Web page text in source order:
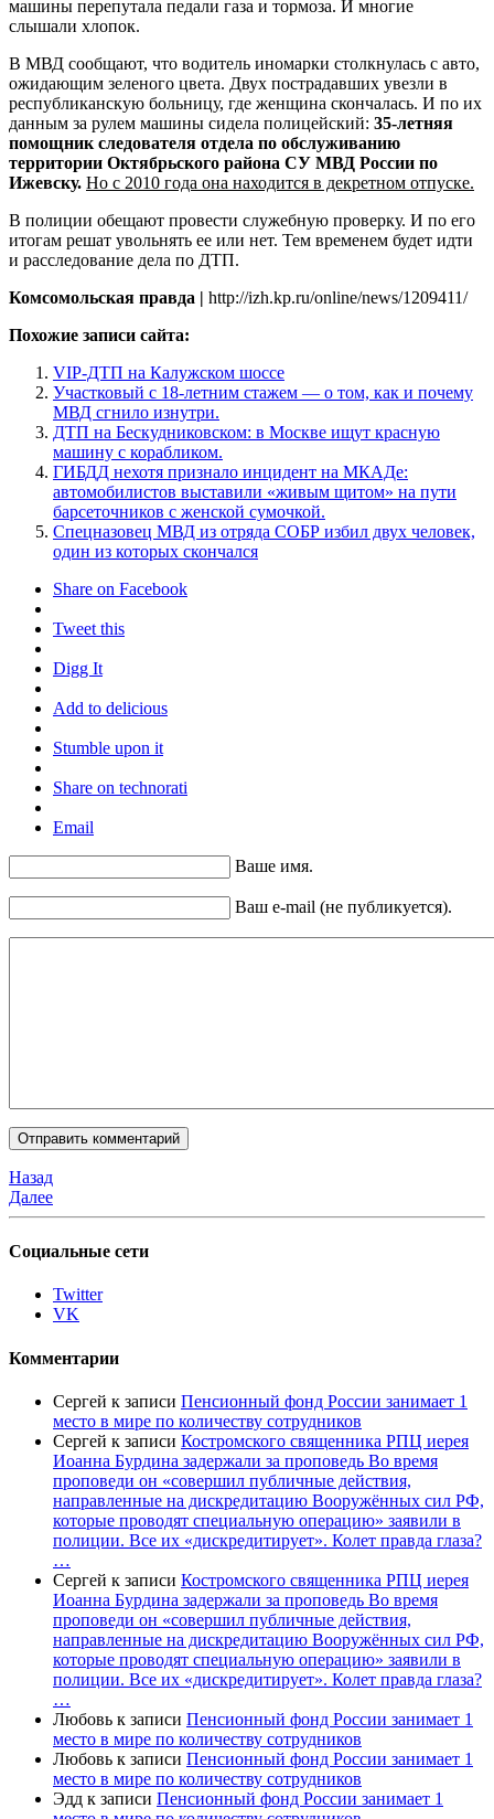
машины перепутала педали газа и тормоза. И многие
слышали хлопок.
В МВД сообщают, что водитель иномарки столкнулась с авто,
ожидающим зеленого цвета. Двух пострадавших увезли в
республиканскую больницу, где женщина скончалась. И по их
данным за рулем машины сидела полицейский: 35-летняя
помощник следователя отдела по обслуживанию
территории Октябрьского района СУ МВД России по
Ижевску. Но с 2010 года она находится в декретном отпуске.
В полиции обещают провести служебную проверку. И по его
итогам решат увольнять ее или нет. Тем временем будет идти
и расследование дела по ДТП.
Комсомольская правда | http://izh.kp.ru/online/news/1209411/
Похожие записи сайта:
VIP-ДТП на Калужском шоссе
Участковый с 18-летним стажем — о том, как и почему
МВД сгнило изнутри.
ДТП на Бескудниковском: в Москве ищут красную
машину с корабликом.
ГИБДД нехотя признало инцидент на МКАДе:
автомобилистов выставили «живым щитом» на пути
барсеточников с женской сумочкой.
Спецназовец МВД из отряда СОБР избил двух человек,
один из которых скончался
Share on Facebook
Tweet this
Digg It
Add to delicious
Stumble upon it
Share on technorati
Email
Ваше имя.
Ваш e-mail (не публикуется).
Назад
Далее
Социальные сети
Twitter
VK
Комментарии
Сергей к записи Пенсионный фонд России занимает 1
место в мире по количеству сотрудников
Сергей к записи Костромского священника РПЦ иерея
Иоанна Бурдина задержали за проповедь Во время
проповеди он «совершил публичные действия,
направленные на дискредитацию Вооружённых сил РФ,
которые проводят специальную операцию» заявили в
полиции. Все их «дискредитирует». Колет правда глаза?
…
Сергей к записи Костромского священника РПЦ иерея
Иоанна Бурдина задержали за проповедь Во время
проповеди он «совершил публичные действия,
направленные на дискредитацию Вооружённых сил РФ,
которые проводят специальную операцию» заявили в
полиции. Все их «дискредитирует». Колет правда глаза?
…
Любовь к записи Пенсионный фонд России занимает 1
место в мире по количеству сотрудников
Любовь к записи Пенсионный фонд России занимает 1
место в мире по количеству сотрудников
Эдд к записи Пенсионный фонд России занимает 1